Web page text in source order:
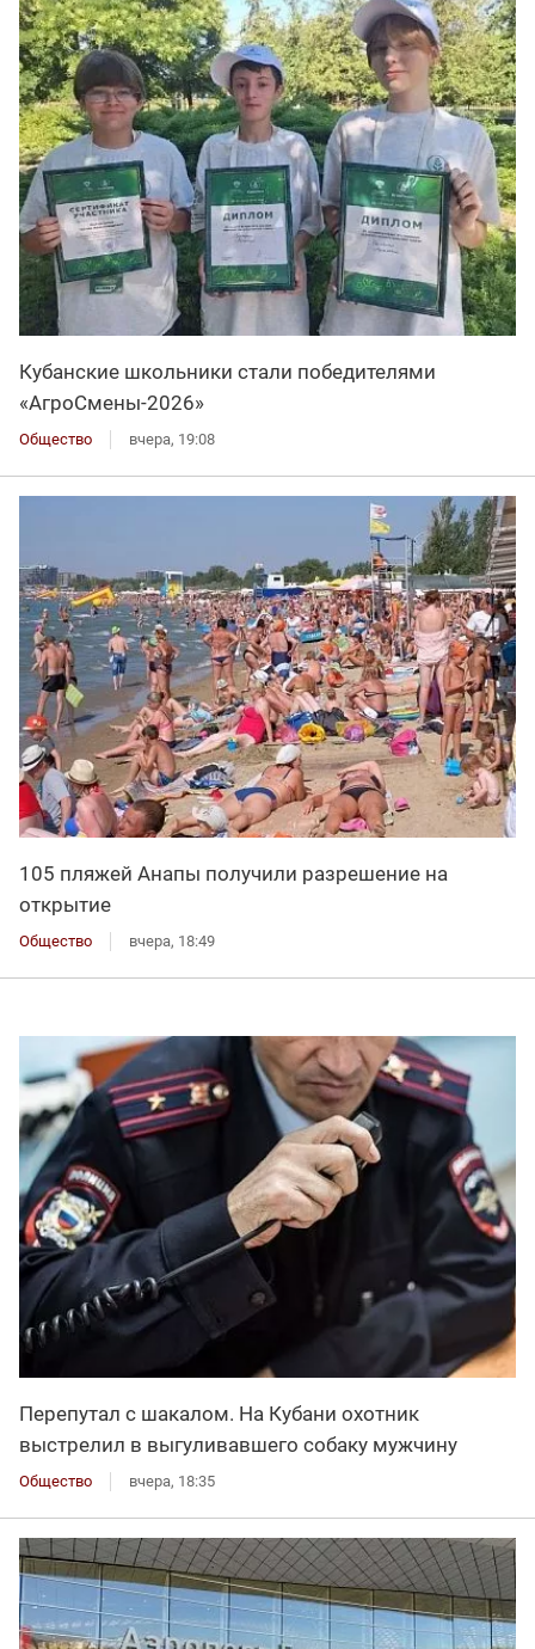
Кубанские школьники стали победителями
«АгроСмены-2026»
Общество вчера, 19:08
105 пляжей Анапы получили разрешение на
открытие
Общество вчера, 18:49
Перепутал с шакалом. На Кубани охотник
выстрелил в выгуливавшего собаку мужчину
Общество вчера, 18:35